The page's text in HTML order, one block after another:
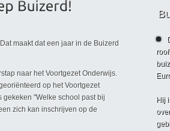
maakt dat een jaar in de Buizerd
naar het Voortgezet Onderwijs.
op het Voortgezet
"Welke school past bij
zich kan inschrijven op de
Hij